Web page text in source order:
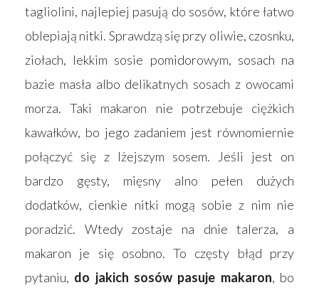
tagliolini, najlepiej pasują do sosów, które łatwo
oblepiają nitki. Sprawdzą się przy oliwie, czosnku,
ziołach, lekkim sosie pomidorowym, sosach na
bazie masła albo delikatnych sosach z owocami
morza. Taki makaron nie potrzebuje ciężkich
kawałków, bo jego zadaniem jest równomiernie
połączyć się z lżejszym sosem. Jeśli jest on
bardzo gęsty, mięsny alno pełen dużych
dodatków, cienkie nitki mogą sobie z nim nie
poradzić. Wtedy zostaje na dnie talerza, a
makaron je się osobno. To częsty błąd przy
pytaniu, do jakich sosów pasuje makaron, bo